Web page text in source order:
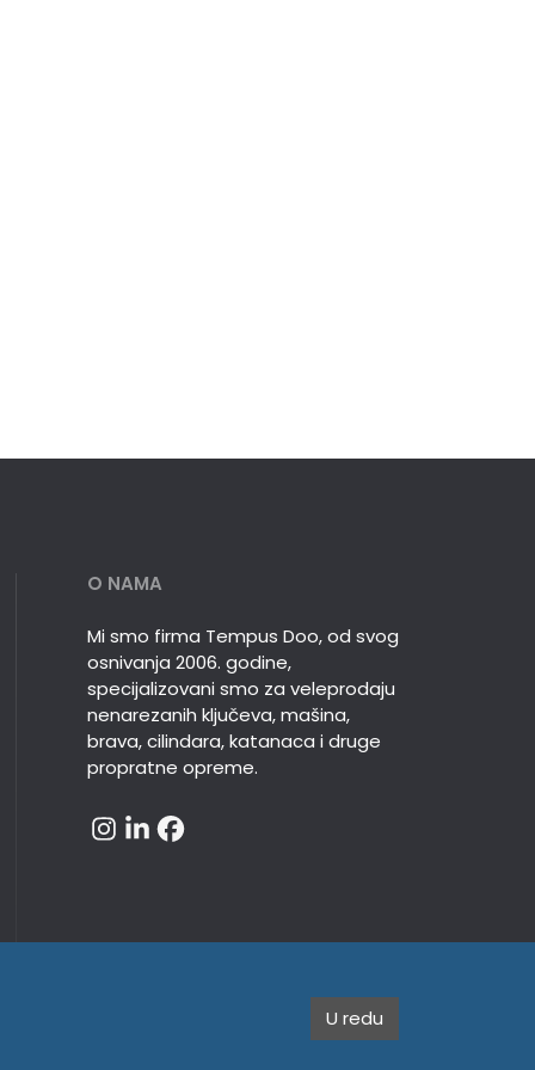
O NAMA
Mi smo firma Tempus Doo, od svog
osnivanja 2006. godine,
specijalizovani smo za veleprodaju
nenarezanih ključeva, mašina,
brava, cilindara, katanaca i druge
propratne opreme.
U redu